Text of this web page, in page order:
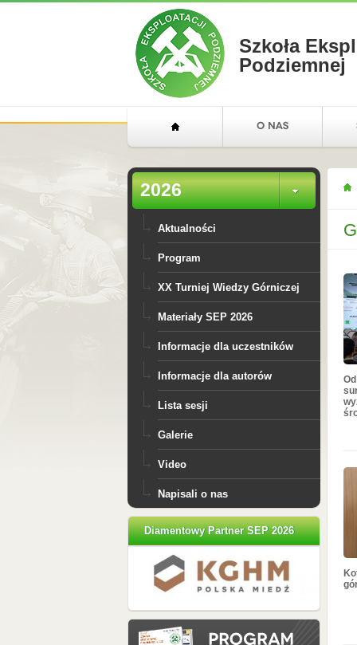
Szkoła
Podziemnej
2026
Aktualności
Program
XX Turniej Wiedzy Górniczej
Materiały SEP 2026
Informacje dla uczestników
Informacje dla autorów
Lista sesji
Galerie
Video
Napisali o nas
Diamentowy Partner SEP 2026